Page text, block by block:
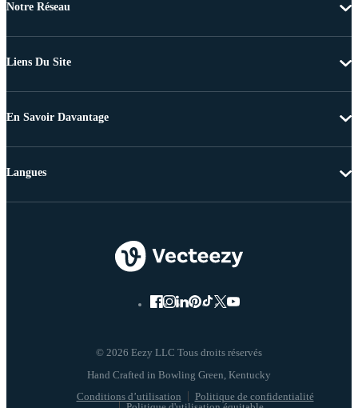
Notre Réseau
Liens Du Site
En Savoir Davantage
© 2026 Eezy LLC Tous droits réservés
Conditions d’utilisation
Politique de confidentialité
Langues